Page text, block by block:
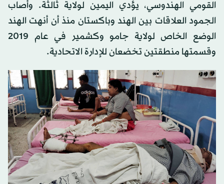
القومي الهندوسي، يؤدي اليمين لولاية ثالثة. وأصاب
الجمود العلاقات بين الهند وباكستان منذ أن أنهت الهند
الوضع الخاص لولاية جامو وكشمير في عام 2019
وقسمتها منطقتين تخضعان للإدارة الاتحادية.